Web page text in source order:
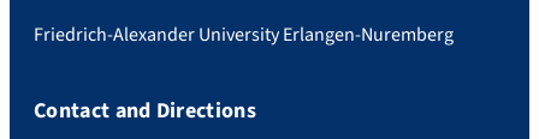
Friedrich-Alexander University Erlangen-Nuremberg
Contact and Directions